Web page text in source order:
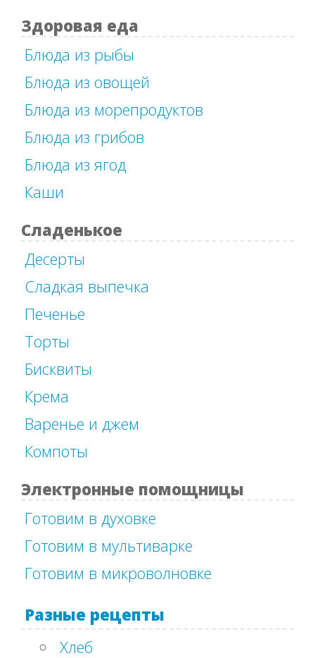
Здоровая еда
Блюда из рыбы
Блюда из овощей
Блюда из морепродуктов
Блюда из грибов
Блюда из ягод
Каши
Сладенькое
Десерты
Сладкая выпечка
Печенье
Торты
Бисквиты
Крема
Варенье и джем
Компоты
Электронные помощницы
Готовим в духовке
Готовим в мультиварке
Готовим в микроволновке
Разные рецепты
Хлеб